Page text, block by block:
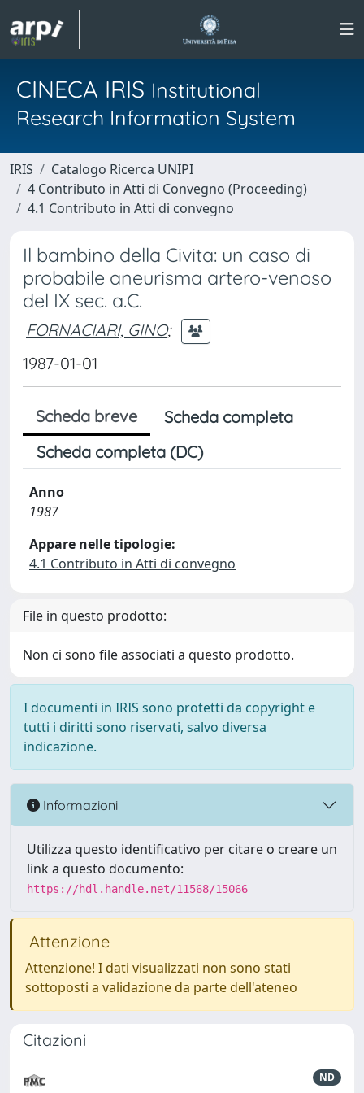
CINECA IRIS Institutional
Research Information System
IRIS
Catalogo Ricerca UNIPI
4 Contributo in Atti di Convegno (Proceeding)
4.1 Contributo in Atti di convegno
Il bambino della Civita: un caso di
probabile aneurisma artero-venoso
del IX sec. a.C.
FORNACIARI, GINO;
1987-01-01
Scheda breve
Scheda completa
Scheda completa (DC)
Anno
1987
Appare nelle tipologie:
4.1 Contributo in Atti di convegno
File in questo prodotto:
Non ci sono file associati a questo prodotto.
I documenti in IRIS sono protetti da copyright e
tutti i diritti sono riservati, salvo diversa
indicazione.
Informazioni
Utilizza questo identificativo per citare o creare un
link a questo documento:
https://hdl.handle.net/11568/15066
Attenzione
Attenzione! I dati visualizzati non sono stati
sottoposti a validazione da parte dell'ateneo
Citazioni
ND